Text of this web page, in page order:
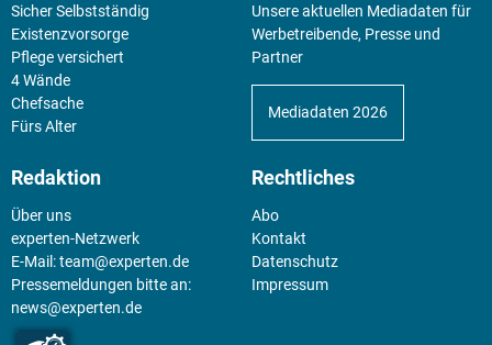
Sicher Selbstständig
Existenz­vorsorge
Pflege versichert
4 Wände
Chefsache
Fürs Alter
Unsere aktuellen Mediadaten für
Werbetreibende, Presse und
Partner
Mediadaten 2026
Redaktion
Über uns
experten-Netzwerk
E-Mail:team@experten.de
Pressemeldungen bitte an:
news@experten.de
Rechtliches
Abo
Kontakt
Datenschutz
Impressum